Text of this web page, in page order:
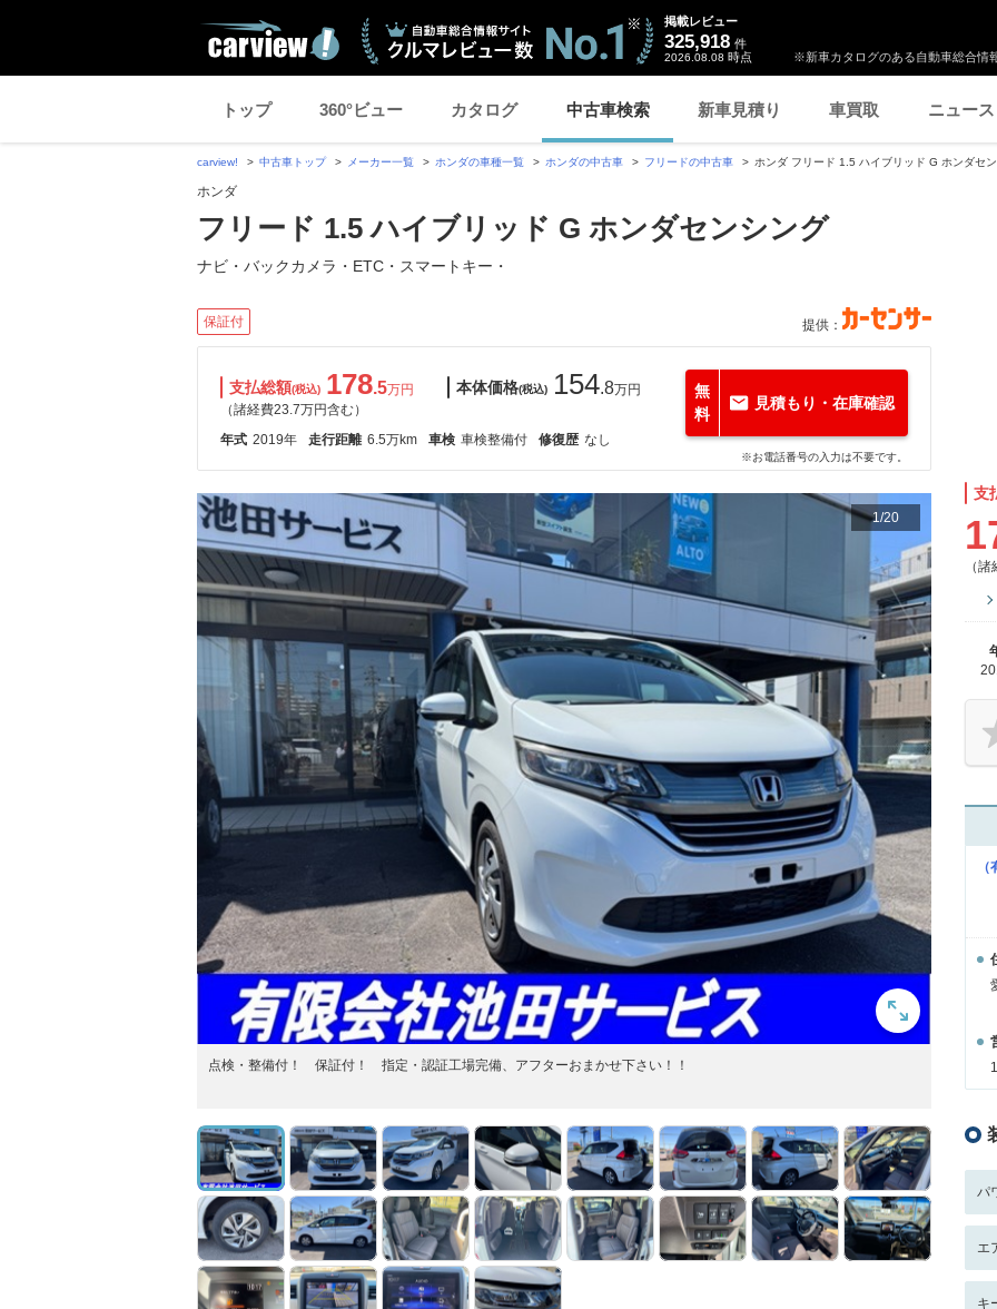
※新車カタログのある自動車総合情
掲載レビュー
325,918 件
2026.08.08 時点
トップ 360°ビュー カタログ 中古車検索 新車見積り 車買取 ニュース
carview! 中古車トップ メーカー一覧 ホンダの車種一覧 ホンダの中古車 フリードの中古車 ホンダ フリード 1.5 ハイブリッド G ホンダセ
ホンダ
フリード 1.5 ハイブリッド G ホンダセンシング
ナビ・バックカメラ・ETC・スマートキー・
保証付 提供：
支払総額(税込) 178.5万円
（諸経費23.7万円含む）
本体価格(税込) 154.8万円
年式 2019年 走行距離 6.5万km 車検 車検整備付 修復歴 なし
無
料
見積もり・在庫確認
※お電話番号の入力は不要です。
1/20
点検・整備付！ 保証付！ 指定・認証工場完備、アフターおまかせ下さい！！
支
（
パ
エ
キ